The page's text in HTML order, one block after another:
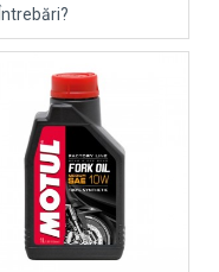
Întrebări?